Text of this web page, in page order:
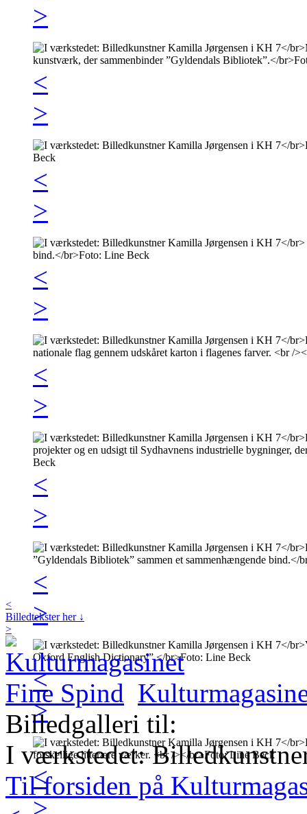
>
<
>
<
>
<
>
<
>
<
>
<
>
<
>
<
>
<
Billedtekster her ↓
>
Billedgalleri til:
I værkstedet:
Til forsiden på